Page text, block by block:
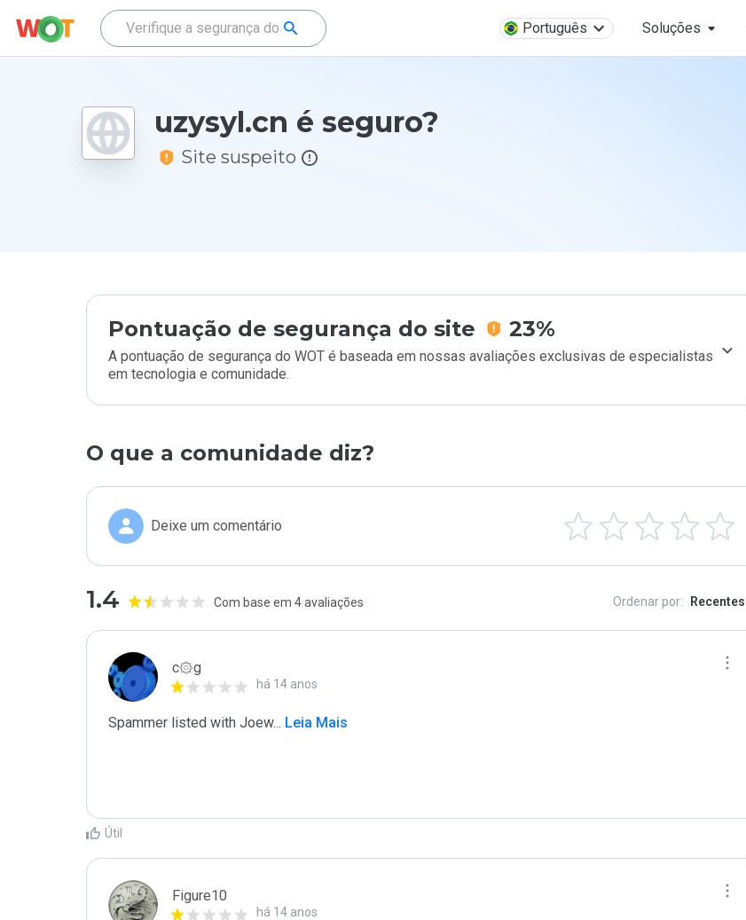
Português Soluções
uzysyl.cn é seguro?
Site suspeito
Pontuação de segurança do site 23%
A pontuação de segurança do WOT é baseada em nossas avaliações exclusivas de especialistas
em tecnologia e comunidade.
O que a comunidade diz?
Deixe um comentário
1.4 Com base em 4 avaliações Ordenar por: Recentes
c۞g
há 14 anos
Spammer listed with Joew... Leia Mais
Útil
Figure10
há 14 anos